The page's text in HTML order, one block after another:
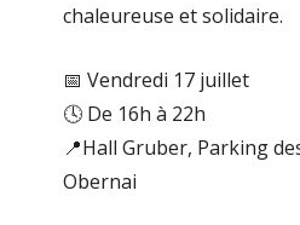
chaleureuse et solidaire.
📅 Vendredi 17 juillet
🕓 De 16h à 22h
📍Hall Gruber, Parking
Obernai